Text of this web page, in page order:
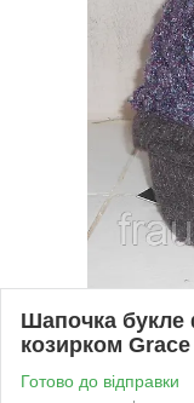
Шапочка букле
козирком
Готово до відправки